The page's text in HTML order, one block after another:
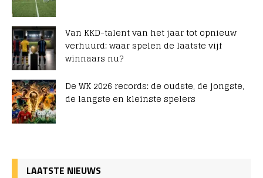
Van KKD-talent van het jaar tot opnieuw
verhuurd: waar spelen de laatste vijf
winnaars nu?
De WK 2026 records: de oudste, de jongste,
de langste en kleinste spelers
LAATSTE NIEUWS